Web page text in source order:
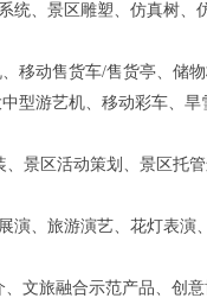
统、景区雕塑、仿真树
移动售货车/售货亭、储
型游艺机、移动彩车、
景区活动策划、景区托
演、旅游演艺、花灯表
文旅融合示范产品、创